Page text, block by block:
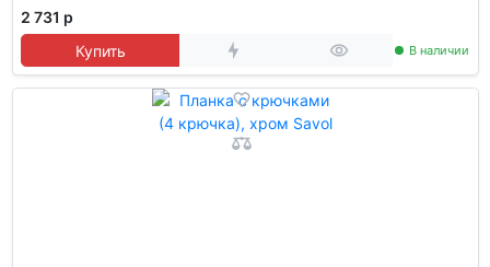
2 731 р
Купить
В наличии